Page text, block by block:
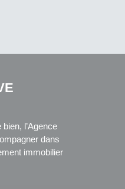
l’Agence
dans
immobilier